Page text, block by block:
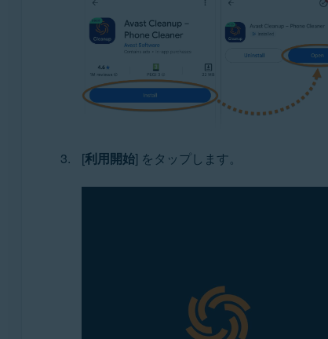
[利用開始] をタップします。